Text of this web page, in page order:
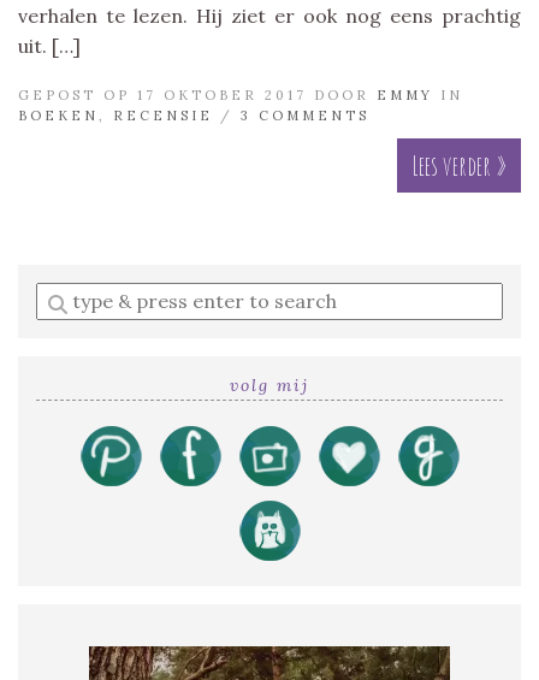
verhalen te lezen. Hij ziet er ook nog eens prachtig
uit. […]
GEPOST OP 17 OKTOBER 2017 DOOR EMMY
IN
BOEKEN
RECENSIE / 3 COMMENTS
Lees verder »
Enter
a
volg mij